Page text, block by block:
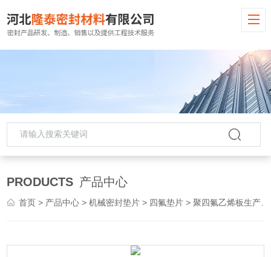
PRODUCTS 产品中心
首页 > 产品中心 >机械密封垫片 > 四氟垫片 > 聚四氟乙烯板生产厂家 全新料 规格齐全